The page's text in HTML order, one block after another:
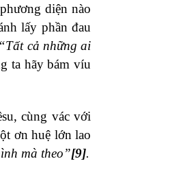
diện nào
lấy phần đau
“Tất cả những ai
ta hãy bám víu
cùng vác với
ơn huệ lớn lao
mà theo”[9].